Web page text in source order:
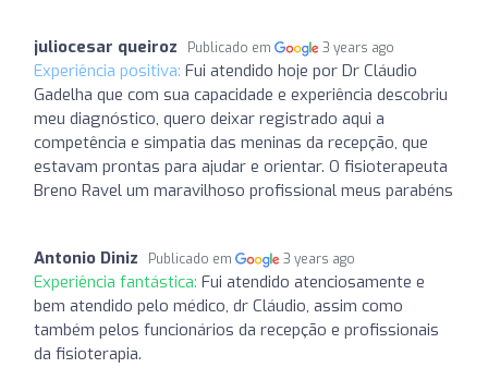
juliocesar queiroz Publicado em 3 years ago
Experiência positiva: Fui atendido hoje por Dr Cláudio
Gadelha que com sua capacidade e experiência descobriu
meu diagnóstico, quero deixar registrado aqui a
competência e simpatia das meninas da recepção, que
estavam prontas para ajudar e orientar. O fisioterapeuta
Breno Ravel um maravilhoso profissional meus parabéns
Antonio Diniz Publicado em 3 years ago
Experiência fantástica: Fui atendido atenciosamente e
bem atendido pelo médico, dr Cláudio, assim como
também pelos funcionários da recepção e profissionais
da fisioterapia.